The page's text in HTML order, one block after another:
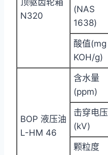
顶驱齿轮箱
N320
(NAS
1638)
酸值(mg
KOH/g)
BOP 液压油
L-HM 46
含水量
(ppm)
击穿电压
(kV)
颗粒度